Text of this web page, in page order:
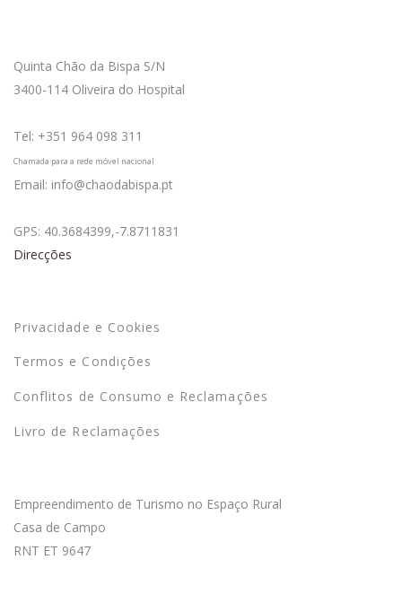
Quinta Chão da Bispa S/N
3400-114 Oliveira do Hospital
Tel: +351 964 098 311
Chamada para a rede móvel nacional
Email: info@chaodabispa.pt
GPS: 40.3684399,-7.8711831
Direcções
Privacidade e Cookies
Termos e Condições
Conflitos de Consumo e Reclamações
Livro de Reclamações
Empreendimento de Turismo no Espaço Rural
Casa de Campo
RNT ET 9647